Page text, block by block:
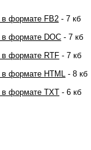
в формате FB2 - 7 кб
в формате DOC - 7 кб
в формате RTF - 7 кб
в формате HTML - 8 кб
в формате TXT - 6 кб